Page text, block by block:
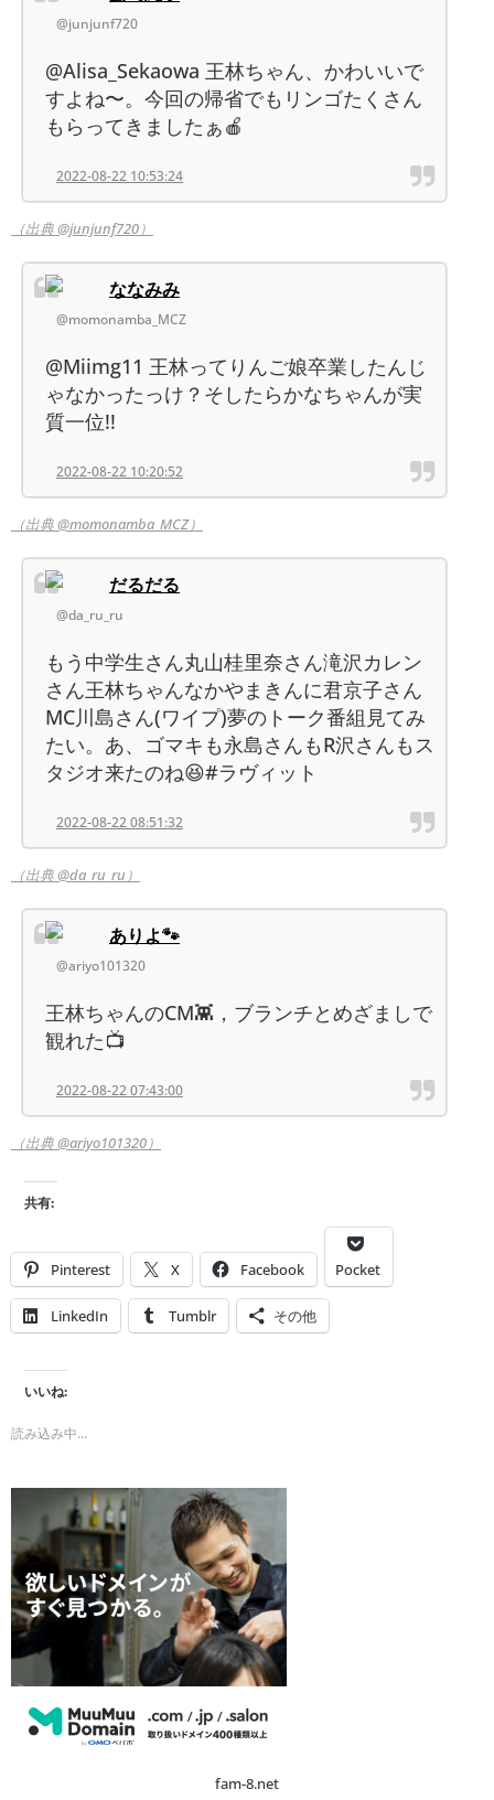
@junjunf720
@Alisa_Sekaowa 王林ちゃん、かわいいで
すよね〜。今回の帰省でもリンゴたくさん
もらってきましたぁ🍎
2022-08-22 10:53:24
（出典 @junjunf720）
ななみみ
@momonamba_MCZ
@Miimg11 王林ってりんご娘卒業したんじ
ゃなかったっけ？そしたらかなちゃんが実
質一位!!
2022-08-22 10:20:52
（出典 @momonamba_MCZ）
だるだる
@da_ru_ru
もう中学生さん丸山桂里奈さん滝沢カレン
さん王林ちゃんなかやまきんに君京子さん
MC川島さん(ワイプ)夢のトーク番組見てみ
たい。あ、ゴマキも永島さんもR沢さんもス
タジオ来たのね😆#ラヴィット
2022-08-22 08:51:32
（出典 @da_ru_ru）
ありよ🐾
@ariyo101320
王林ちゃんのCM👾，ブランチとめざましで
観れた📺
2022-08-22 07:43:00
（出典 @ariyo101320）
共有:
Pinterest X Facebook Pocket
LinkedIn Tumblr その他
いいね:
読み込み中…
fam-8.net